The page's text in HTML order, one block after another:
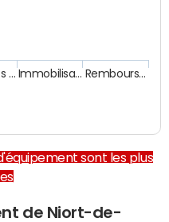
… Immobilisa… Rembours…
sont les plus
de Niort-de-